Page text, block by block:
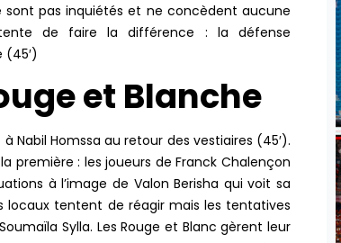
sont pas inquiétés et ne concèdent aucune
de faire la différence : la défense
et Blanche
Nabil Homssa au retour des vestiaires (45′).
première : les joueurs de Franck Chalençon
à l’image de Valon Berisha qui voit sa
locaux tentent de réagir mais les tentatives
Sylla. Les Rouge et Blanc gèrent leur